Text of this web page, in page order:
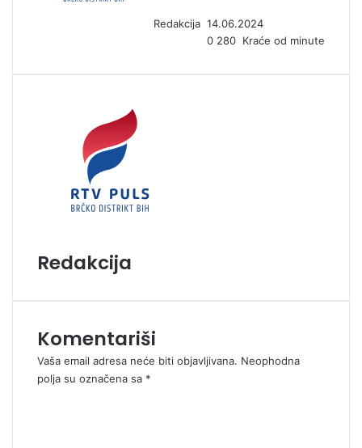
Redakcija e
m
i
14.06.2024
0 280 Kraće od minute
Redakcija
Komentariši
Vaša email adresa neće biti objavljivana. Neophodna
polja su označena sa *